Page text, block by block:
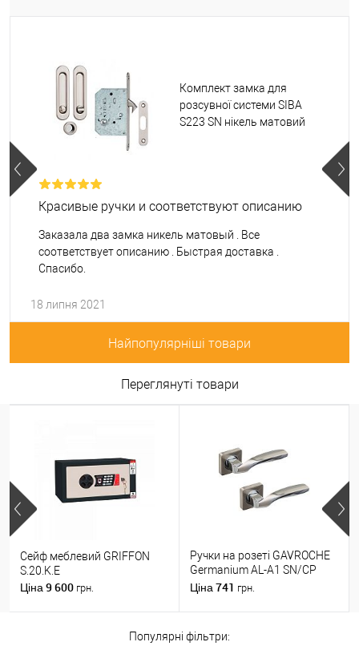
Комплект замка для
розсувної системи SIBA
S223 SN нікель матовий
Красивые ручки и соответствуют описанию
Заказала два замка никель матовый . Все
соответствует описанию . Быстрая доставка .
Спасибо.
18 липня 2021
Найпопулярніші товари
Переглянуті товари
Сейф меблевий GRIFFON
S.20.K.E
Ціна 9 600 грн.
Ручки на розеті GAVROCHE
Germanium AL-A1 SN/CP
нікель/хром
Ціна 741 грн.
Популярні фільтри: